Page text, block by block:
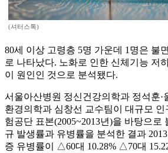
(셔터스톡)
80세 이상 고령층 5명 가운데 1명은 불
로 나타났다. 노화로 인한 신체기능 저
이 원인인 것으로 분석됐다.
서울아산병원 정신건강의학과 정석훈·
환경의학과 심창선 교수팀이 대규모
험공단 표본(2005~2013년)을 바탕으로
규 발생률과 유병률을 분석한 결과
증 유병률이 △60대 10.28% △70대